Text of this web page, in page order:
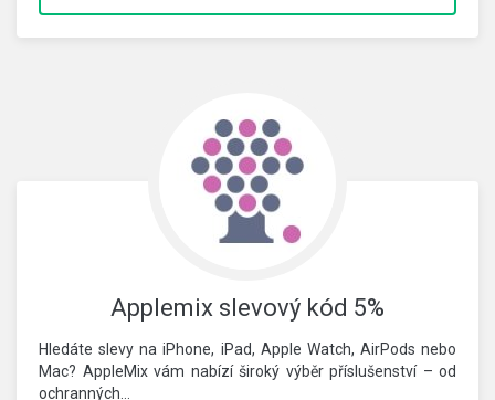
Applemix slevový kód 5%
Hledáte slevy na iPhone, iPad, Apple Watch, AirPods nebo
Mac? AppleMix vám nabízí široký výběr příslušenství – od
ochranných…